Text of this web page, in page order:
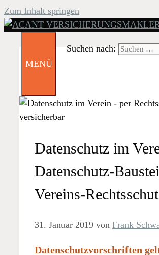
Zum Inhalt springen
Suchen nach:
MENÜ
Datenschutz im
Datenschutz-
Vereins-
31. Januar 2019 von Frank
Datenschutzvorschriften